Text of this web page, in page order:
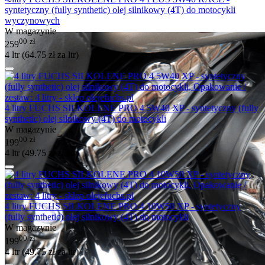
syntetyczny (fully synthetic) olej silnikowy (4T) do motocykli
wyczynowych
W magazynie
25900 zł
4 ltr (64.75 zł za ltr)
4 litry FUCHS SILKOLENE PRO 4 5W40 XP - syntetyczny (fully
synthetic) olej silnikowy (4T) do motocykli
W magazynie
19900 zł
4 ltr (49.75 zł za ltr)
4 litry FUCHS SILKOLENE PRO 4 10W50 XP - syntetyczny
(fully synthetic) olej silnikowy (4T) do motocykli
W magazynie
19900 zł
4 ltr (49.75złza ltr)